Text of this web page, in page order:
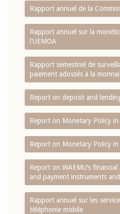
Rapport annuel de la
Rapport annuel sur la
l'UEMOA
Rapport semestriel de
paiement adossés à la
Report on deposit and
Report on Monetary Policy in
Report on Monetary Policy in
Report on WAEMU’s
and payment instruments
Rapport annuel sur les
téléphonie mobile